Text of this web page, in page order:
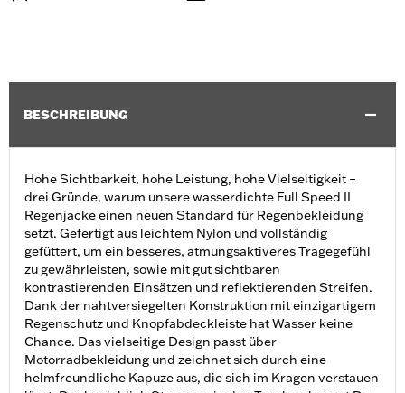
BESCHREIBUNG
Hohe Sichtbarkeit, hohe Leistung, hohe Vielseitigkeit –
drei Gründe, warum unsere wasserdichte Full Speed II
Regenjacke einen neuen Standard für Regenbekleidung
setzt. Gefertigt aus leichtem Nylon und vollständig
gefüttert, um ein besseres, atmungsaktiveres Tragegefühl
zu gewährleisten, sowie mit gut sichtbaren
kontrastierenden Einsätzen und reflektierenden Streifen.
Dank der nahtversiegelten Konstruktion mit einzigartigem
Regenschutz und Knopfabdeckleiste hat Wasser keine
Chance. Das vielseitige Design passt über
Motorradbekleidung und zeichnet sich durch eine
helmfreundliche Kapuze aus, die sich im Kragen verstauen